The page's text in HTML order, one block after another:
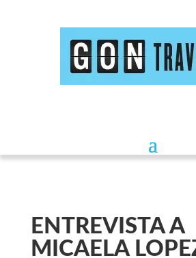
ENTREVISTA A
MICAELA